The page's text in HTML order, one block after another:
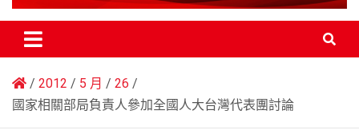
2012 5 月
26
國家相關部局負責人參加全國人大台灣代表團討論